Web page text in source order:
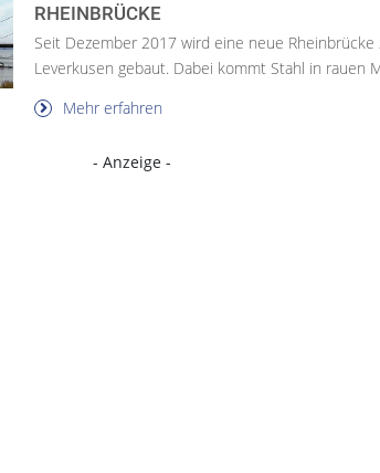
RHEINBRÜCKE
Seit Dezember 2017 wird eine neue Rheinbrücke
Leverkusen gebaut. Dabei kommt Stahl in rauen
Mehr erfahren
- Anzeige -